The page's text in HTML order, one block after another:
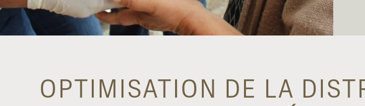
OPTIMISATION DE LA